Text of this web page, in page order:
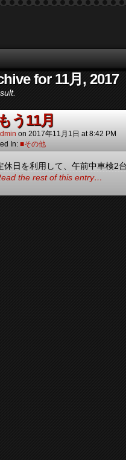
for 11月, 2017
う11月
on 2017年11月1日 at8:42 PM
In: ■その他
休日を利用して、午前中車検
the rest of this entry…